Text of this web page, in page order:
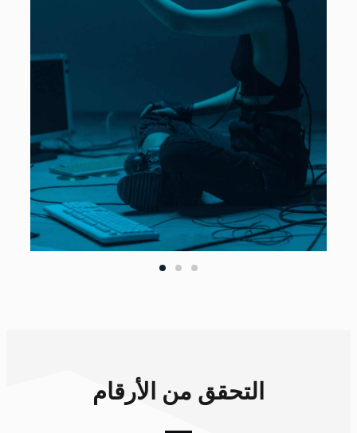
روبوتات الدردشة
التحقق من الأرقام